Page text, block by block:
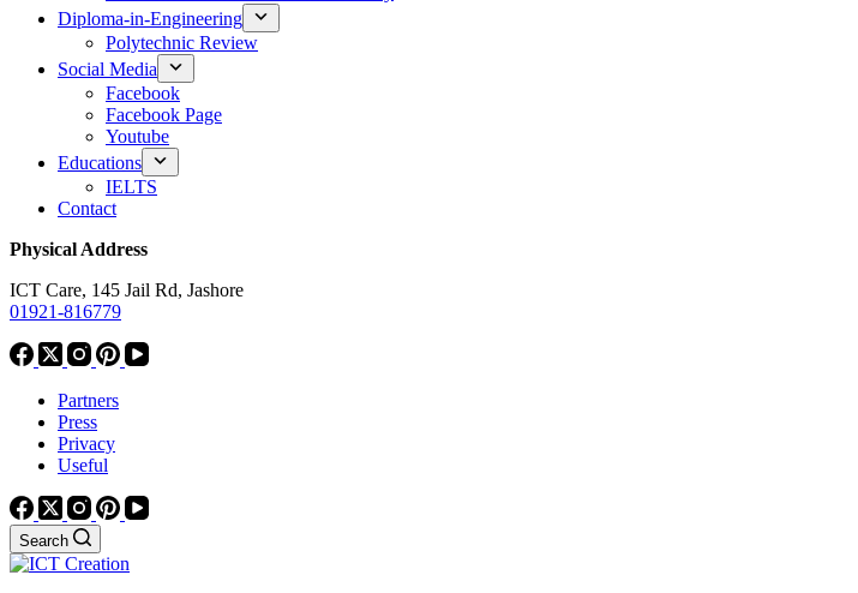
Diploma-in-Engineering
Polytechnic Review
Social Media
Facebook
Facebook Page
Youtube
Educations
IELTS
Contact
Physical Address
ICT Care, 145 Jail Rd, Jashore
01921-816779
Partners
Press
Privacy
Useful
Search